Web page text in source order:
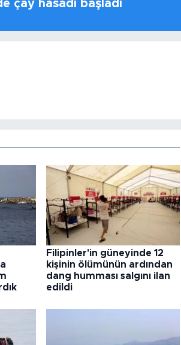
çay hasadı başladı
Filipinler'in güneyinde 12
kişinin ölümünün ardından
dang humması salgını ilan
edildi